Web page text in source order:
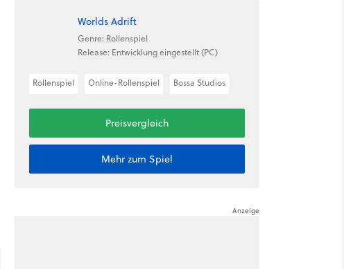
Worlds Adrift
Genre: Rollenspiel
Release: Entwicklung eingestellt (PC)
Rollenspiel Online-Rollenspiel Bossa Studios
Preisvergleich
Mehr zum Spiel